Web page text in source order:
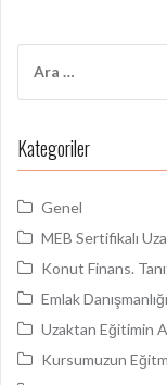
l
ı
m
ı
a
a
:
Kategoriler
Genel
MEB Sertifikalı
Konut Finans.
Emlak
Uzaktan Eğitimin
Kursumuzun